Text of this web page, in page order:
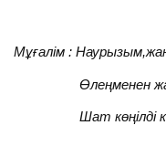
Мұғалім :
Өлеңменен
Шат көңілді